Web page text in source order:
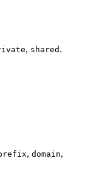
, shared .
, domain,